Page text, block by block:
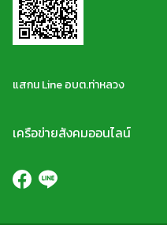
แสกน Line อบต.ท่าหลวง
เครือข่ายสังคมออนไลน์